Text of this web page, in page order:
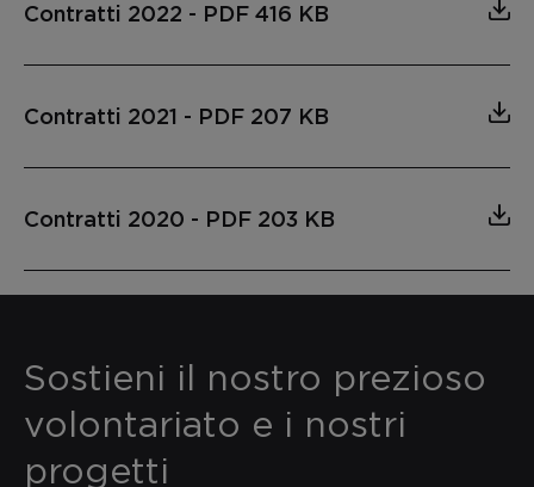
Contratti 2022 - PDF 416 KB
Contratti 2021 - PDF 207 KB
Contratti 2020 - PDF 203 KB
Sostieni il nostro prezioso
volontariato e i nostri
progetti